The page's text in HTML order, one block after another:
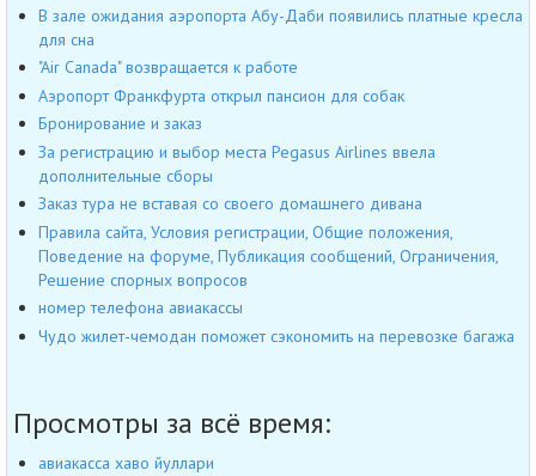
В зале ожидания аэропорта Абу-Даби появились платные кресла
для сна
"Air Canada" возвращается к работе
Аэропорт Франкфурта открыл пансион для собак
Бронирование и заказ
За регистрацию и выбор места Pegasus Airlines ввела
дополнительные сборы
Заказ тура не вставая со своего домашнего дивана
Правила сайта, Условия регистрации, Общие положения,
Поведение на форуме, Публикация сообщений, Ограничения,
Решение спорных вопросов
номер телефона авиакассы
Чудо жилет-чемодан поможет сэкономить на перевозке багажа
Просмотры за всё время:
авиакасса хаво йуллари